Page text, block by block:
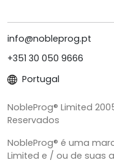
info@nobleprog.pt
+351 30 050 9666
Portugal
NobleProg® Limited
Reservados
NobleProg® é uma
Limited e / ou de suas